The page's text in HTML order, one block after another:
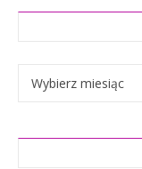
Archiwa